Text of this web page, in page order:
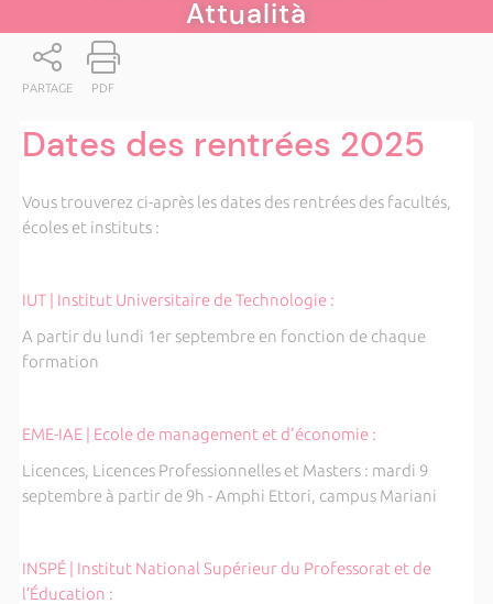
Attualità
PARTAGE PDF
Dates des rentrées 2025
Vous trouverez ci-après les dates des rentrées des facultés,
écoles et instituts :
IUT | Institut Universitaire de Technologie :
A partir du lundi 1er septembre en fonction de chaque
formation
EME-IAE | Ecole de management et d'économie :
Licences, Licences Professionnelles et Masters : mardi 9
septembre à partir de 9h - Amphi Ettori, campus Mariani
INSPÉ | Institut National Supérieur du Professorat et de
l’Éducation :